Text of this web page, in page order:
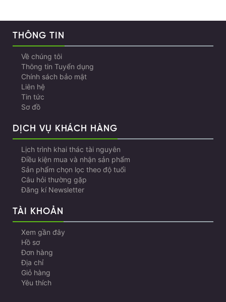
THÔNG TIN
Về chúng tôi
Thông tin Tuyển dụng
Chính sách bảo mật
Liên hệ
Tin tức
Sơ đồ
DỊCH VỤ KHÁCH HÀNG
Lịch trình khai thác tài nguyên
Điều kiện mua và nhận sản phẩm
Sản phẩm chọn lọc theo độ tuổi
Câu hỏi thường gặp
Đăng kí Newsletter
TÀI KHOẢN
Xem gần đây
Hồ sơ
Đơn hàng
Địa chỉ
Giỏ hàng
Yêu thích